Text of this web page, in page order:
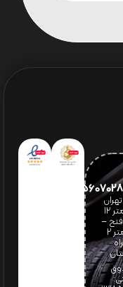
-کیلومتر 12
فتح –
کیلومتر ۲